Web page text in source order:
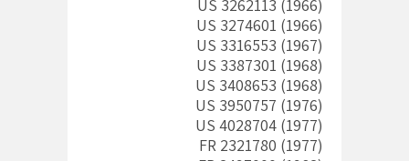
US 3262113 (1966)
US 3274601 (1966)
US 3316553 (1967)
US 3387301 (1968)
US 3408653 (1968)
US 3950757 (1976)
US 4028704 (1977)
FR 2321780 (1977)